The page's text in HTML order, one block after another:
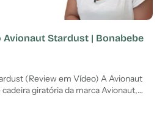
Avionaut Stardust | Bonabebe
(Review em Vídeo) A Avionaut
giratória da marca Avionaut,
e conforto desde o nascimento
Com a possibilidade de viajar contra